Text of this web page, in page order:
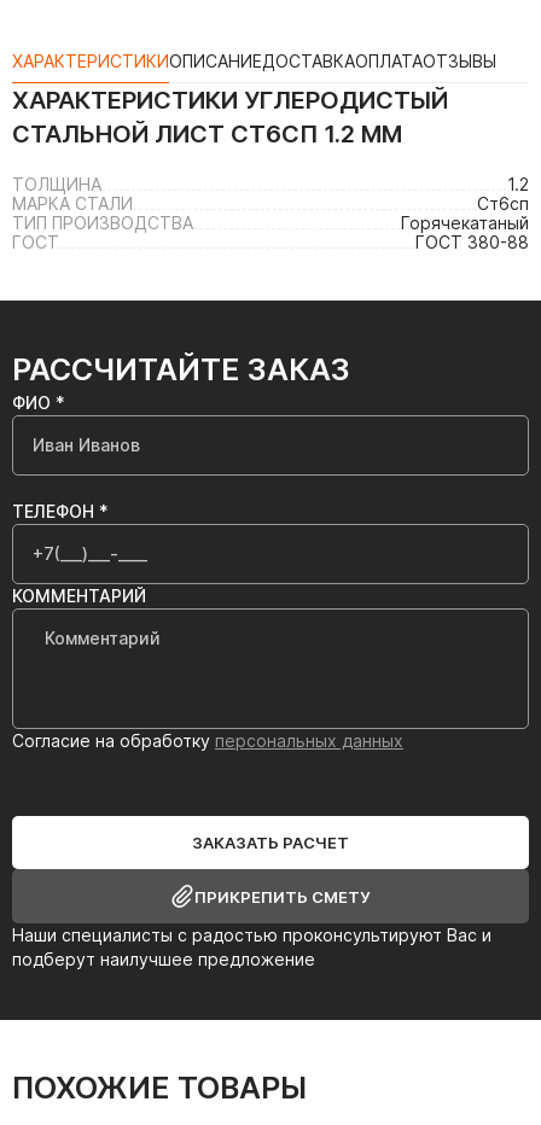
ХАРАКТЕРИСТИКИОПИСАНИЕДОСТАВКАОПЛАТАОТЗЫВЫ
ХАРАКТЕРИСТИКИ УГЛЕРОДИСТЫЙ
СТАЛЬНОЙ ЛИСТ СТ6СП 1.2 ММ
ТОЛЩИНА
1.2
МАРКА СТАЛИ
Ст6сп
ТИП ПРОИЗВОДСТВА
Горячекатаный
ГОСТ
ГОСТ 380-88
РАССЧИТАЙТЕ ЗАКАЗ
Наши специалисты с радостью проконсультируют Вас и
подберут наилучшее предложение
ФИО *
ТЕЛЕФОН *
КОММЕНТАРИЙ
Согласие на обработку персональных данных
ЗАКАЗАТЬ РАСЧЕТ
ПРИКРЕПИТЬ СМЕТУ
ПОХОЖИЕ ТОВАРЫ